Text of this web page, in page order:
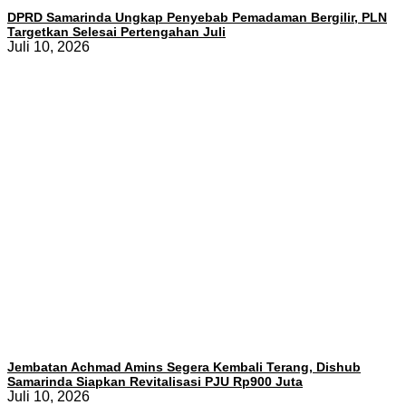
DPRD Samarinda Ungkap Penyebab Pemadaman Bergilir, PLN
Targetkan Selesai Pertengahan Juli
Juli 10, 2026
Jembatan Achmad Amins Segera Kembali Terang, Dishub
Samarinda Siapkan Revitalisasi PJU Rp900 Juta
Juli 10, 2026